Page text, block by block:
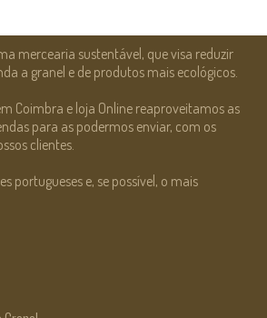
mercearia sustentável, que visa reduzir
a granel e de produtos mais ecológicos.
Coimbra e loja Online reaproveitamos as
para as podermos enviar, com os
clientes.
portugueses e, se possível, o mais